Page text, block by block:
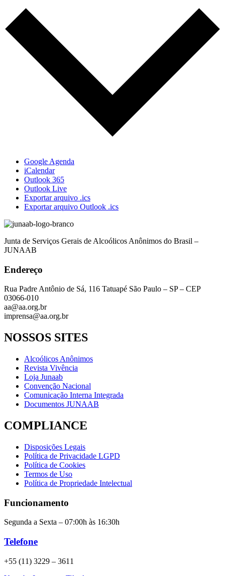
Google Agenda
iCalendar
Outlook 365
Outlook Live
Exportar arquivo .ics
Exportar arquivo Outlook .ics
Junta de Serviços Gerais de Alcoólicos Anônimos do Brasil –
JUNAAB
Endereço
Rua Padre Antônio de Sá, 116 Tatuapé São Paulo – SP – CEP
03066-010
aa@aa.org.br
imprensa@aa.org.br
NOSSOS SITES
Alcoólicos Anônimos
Revista Vivência
Loja Junaab
Convenção Nacional
Comunicação Interna Integrada
Documentos JUNAAB
COMPLIANCE
Disposições Legais
Política de Privacidade LGPD
Política de Cookies
Termos de Uso
Política de Propriedade Intelectual
Funcionamento
Segunda a Sexta – 07:00h às 16:30h
Telefone
+55 (11) 3229 – 3611